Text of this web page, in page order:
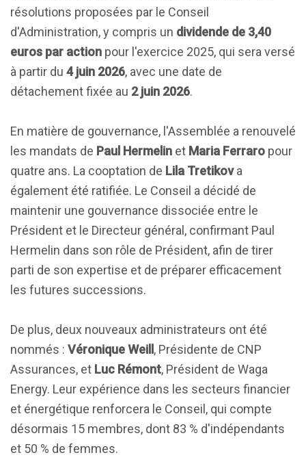
résolutions proposées par le Conseil
d'Administration, y compris un dividende de 3,40
euros par action pour l'exercice 2025, qui sera versé
à partir du 4 juin 2026, avec une date de
détachement fixée au 2 juin 2026.
En matière de gouvernance, l'Assemblée a renouvelé
les mandats de Paul Hermelin et Maria Ferraro pour
quatre ans. La cooptation de Lila Tretikova
également été ratifiée. Le Conseil a décidé de
maintenir une gouvernance dissociée entre le
Président et le Directeur général, confirmant Paul
Hermelin dans son rôle de Président, afin de tirer
parti de son expertise et de préparer efficacement
les futures successions.
De plus, deux nouveaux administrateurs ont été
nommés : Véronique Weill , Présidente de CNP
Assurances, et Luc Rémont, Président de Waga
Energy. Leur expérience dans les secteurs financier
et énergétique renforcera le Conseil, qui compte
désormais 15 membres, dont 83 % d'indépendants
et 50 % de femmes.